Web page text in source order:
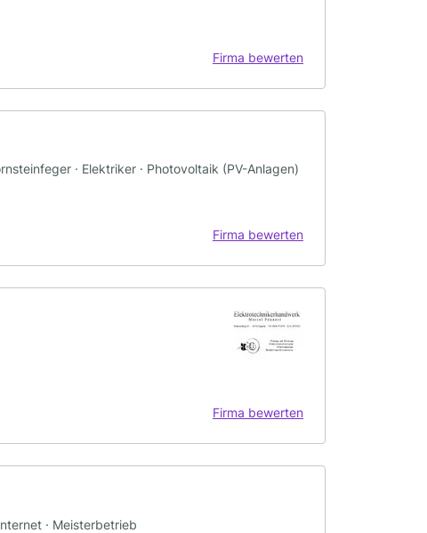
Firma bewerten
· Elektriker · Photovoltaik (PV-Anlagen)
Firma bewerten
Firma bewerten
· Meisterbetrieb